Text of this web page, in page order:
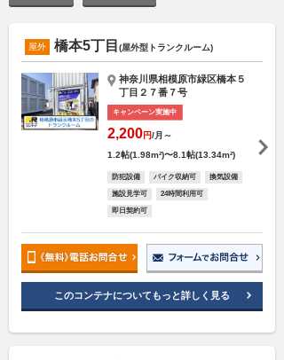
屋外 橋本5丁目 (屋外型トランクルーム)
神奈川県相模原市緑区橋本５
丁目２７番７号
キャンペーン実施中
2,200円/月～
1.2帖(1.98m²)〜8.1帖(13.34m²)
防犯設備 バイク収納可 換気設備
施設見学可 24時間利用可
即日契約可
このコンテナについてもっと詳しく見る